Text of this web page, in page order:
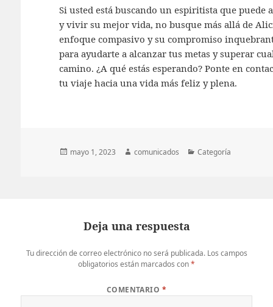
Si usted está buscando un espiritista que
y vivir su mejor vida, no busque más allá de
enfoque compasivo y su compromiso
para ayudarte a alcanzar tus metas y superar
camino. ¿A qué estás esperando? Ponte en
tu viaje hacia una vida más feliz y plena.
Publicado
mayo 1, 2023 Autor
comunicados Categorías
Categoría
Deja una respuesta
Tu dirección de correo electrónico no será publicada. Los campos
obligatorios están marcados con*
COMENTARIO *